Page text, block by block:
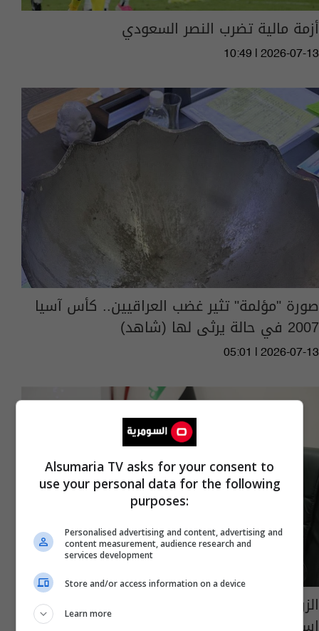
أزمة مالية تضرب النصر السعودي
10:49 | 2026-07-13
صورة "مؤلمة" تثير غضب العراقيين.. كأس آسيا
2007 في حالة يرثى لها (شاهد)
05:01 | 2026-07-13
الزراعة: العراق يعزز جهوده لمواجهة التصحر
Alsumaria TV asks for your consent to
use your personal data for the following
purposes:
Personalised advertising and content, advertising and
content measurement, audience research and
services development
Store and/or access information on a device
Learn more